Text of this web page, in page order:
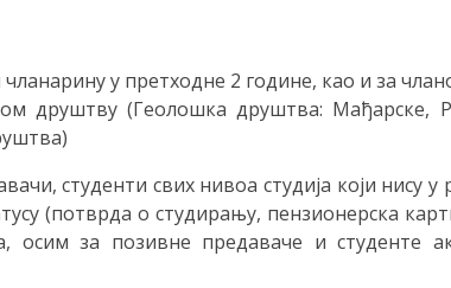
у претходне 2 године, као и за
друштву (Геолошка друштва: Мађарске,
студенти свих нивоа студија који нису
(потврда о студирању, пензионерска
за позивне предаваче и студенте